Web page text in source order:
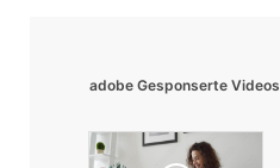
adobe Gesponserte Videos